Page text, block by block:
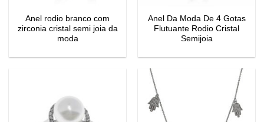
Anel rodio branco com
zirconia cristal semi joia da
moda
Anel Da Moda De 4 Gotas
Flutuante Rodio Cristal
Semijoia